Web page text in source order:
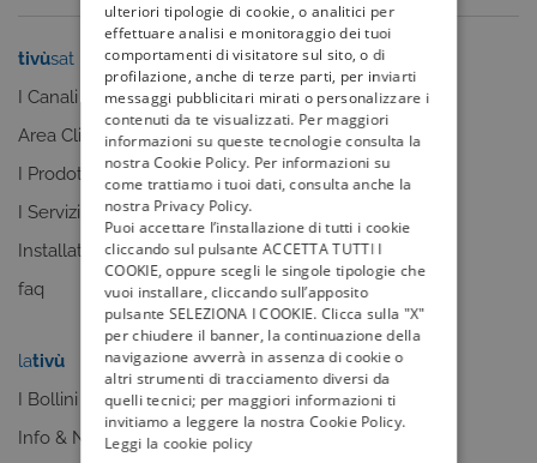
tivùsat
I Canali
Area Clienti
I Prodotti
I Servizi
Installatori
faq
tivù la guida
I programmi
I canali
La Guida +
lativù
I Bollini
Info & News
mytivù
ulteriori tipologie di cookie, o analitici per
effettuare analisi e monitoraggio dei tuoi
comportamenti di visitatore sul sito, o di
profilazione, anche di terze parti, per inviarti
messaggi pubblicitari mirati o personalizzare i
contenuti da te visualizzati. Per maggiori
informazioni su queste tecnologie consulta la
nostra Cookie Policy. Per informazioni su
come trattiamo i tuoi dati, consulta anche la
nostra Privacy Policy.
Puoi accettare l’installazione di tutti i cookie
cliccando sul pulsante ACCETTA TUTTI I
COOKIE, oppure scegli le singole tipologie che
vuoi installare, cliccando sull’apposito
pulsante SELEZIONA I COOKIE. Clicca sulla "X"
per chiudere il banner, la continuazione della
navigazione avverrà in assenza di cookie o
altri strumenti di tracciamento diversi da
quelli tecnici; per maggiori informazioni ti
invitiamo a leggere la nostra Cookie Policy.
Leggi la cookie policy